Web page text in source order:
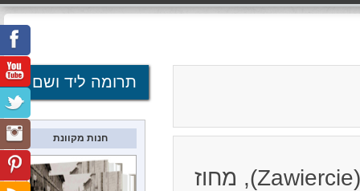
מקום לפני המלחמה: עיירה בנפת זוויירצ'יה (Zawiercie), מחוז
תרומה ליד ושם
חנות מקוונת